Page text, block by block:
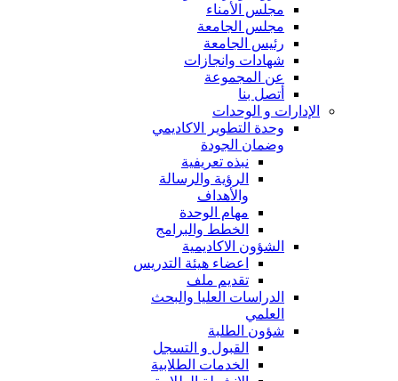
مجلس الأمناء
مجلس الجامعة
رئيس الجامعة
شهادات وانجازات
عن المجموعة
أتصل بنا
الإدارات و الوحدات
وحدة التطوير الاكاديمي
وضمان الجودة
نبذه تعريفية
الرؤية والرسالة
والأهداف
مهام الوحدة
الخطط والبرامج
الشؤون الاكاديمية
اعضاء هيئة التدريس
تقديم ملف
الدراسات العليا والبحث
العلمي
شؤون الطلبة
القبول و التسجل
الخدمات الطلابية